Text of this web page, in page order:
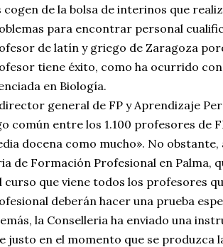
cogen de la bolsa de interinos que
para encontrar personal
de latín y griego de Zaragoza
tiene éxito, como ha ocurrido
en Biología.
general de FP y Aprendizaje
común entre los 1.100 profesores de
docena como mucho». No
de Formación Profesional en Palma,
curso que viene todos los profesores
deberán hacer una prueba
la Conselleria ha enviado una
justo en el momento que se